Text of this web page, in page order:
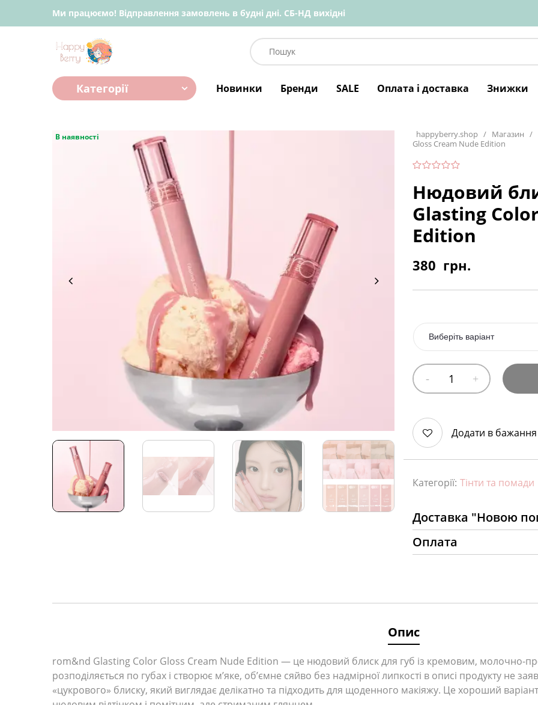
Ми працюємо! Відправлення замовлень в будні дні. СБ-НД вихідні
Категорії Новинки Бренди SALE Оплата і доставка Знижки
В наявності happyberry.shop / Магазин /
Gloss Cream Nude Edition
Нюдовий
Glasting
Edition
380 грн.
Додати в бажання
Категорії: Тінти та помади
Доставка "Новою
Оплата
Опис
rom&nd Glasting Color Gloss Cream Nude Edition — це нюдовий блиск для губ із кремовим, молочно-
розподіляється по губах і створює м’яке, об’ємне сяйво без надмірної липкості в описі продукту не
«цукрового» блиску, який виглядає делікатно та підходить для щоденного макіяжу. Це хороший